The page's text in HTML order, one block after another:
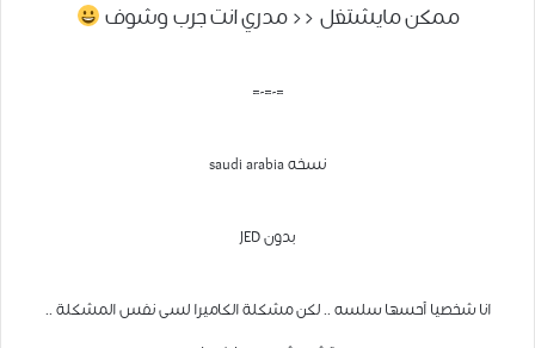
ممكن مايشتغل << مدري انت جرب وشوف
=-=-=
نسخه saudi arabia
بدون JED
انا شخصيا آحسها سلسه .. لكن مشكلةالكاميرا لسى نفس المشكلة ..